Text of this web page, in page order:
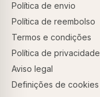
Política de envio
Política de reembolso
Termos e condições
Política de privacidade
Aviso legal
Definições de cookies